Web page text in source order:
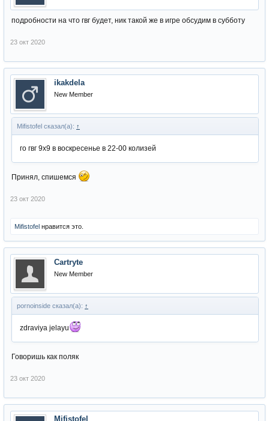
подробности на что гвг будет, ник такой же в игре обсудим в субботу
23 окт 2020
ikakdela
New Member
Mifistofel сказал(а): ↑
го гвг 9х9 в воскресенье в 22-00 колизей
Принял, спишемся
23 окт 2020
Mifistofel нравится это.
Cartryte
New Member
pornoinside сказал(а): ↑
zdraviya jelayu
Говоришь как поляк
23 окт 2020
Mifistofel